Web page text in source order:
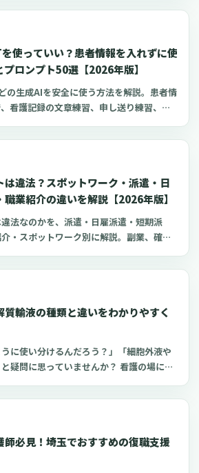
、皮下注射との違い、神経損傷やSIRVA
チン接種時の手順までわかりやすく解説
使っていい？患者情報を入れずに使
ロンプト50選【2026年版】
の生成AIを安全に使う方法を解説。患者情
看護記録の文章練習、申し送り練習、復
は違法？スポットワーク・派遣・日
業紹介の違いを解説【2026年版】
法なのかを、派遣・日雇派遣・短期派
・スポットワーク別に解説。副業、確定
輸液の種類と違いをわかりやすく
うに使い分けるんだろう？」「細胞外液や
疑問に思っていませんか？ 看護の場にお
ぞれの輸液製剤の特徴や使い分けを理解
。 今回は、看護師が知っておきたい電解
いてわかりやすく解説します。
師必見！埼玉でおすすめの復職支援